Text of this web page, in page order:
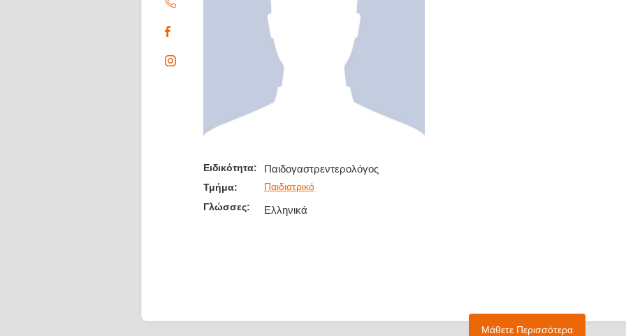
Ειδικότητα:
Τμήμα:
Γλώσσες:
Παιδογαστρεντερολόγος
Παιδιατρικό
Ελληνικά
Μάθετε Περισσότερα